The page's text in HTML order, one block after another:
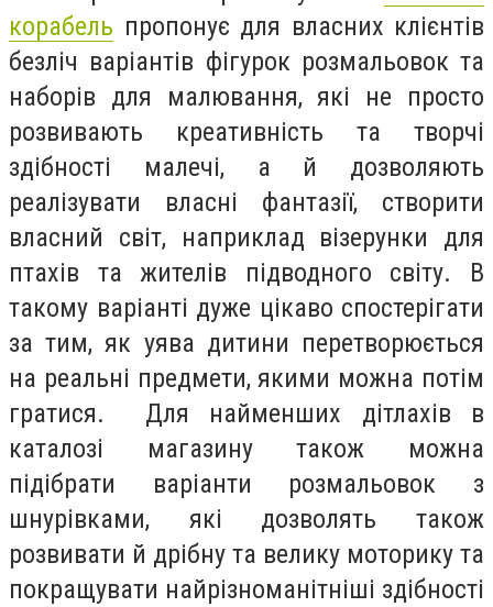
корабель пропонує для власних клієнтів
безліч варіантів фігурок розмальовок та
наборів для малювання, які не просто
розвивають креативність та творчі
здібності малечі, а й дозволяють
реалізувати власні фантазії, створити
власний світ, наприклад візерунки для
птахів та жителів підводного світу. В
такому варіанті дуже цікаво спостерігати
за тим, як уява дитини перетворюється
на реальні предмети, якими можна потім
гратися. Для найменших дітлахів в
каталозі магазину також можна
підібрати варіанти розмальовок з
шнурівками, які дозволять також
розвивати й дрібну та велику моторику та
покращувати найрізноманітніші здібності